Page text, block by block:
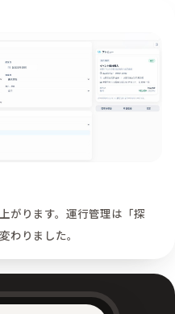
がります。運行管理は「探
わりました。